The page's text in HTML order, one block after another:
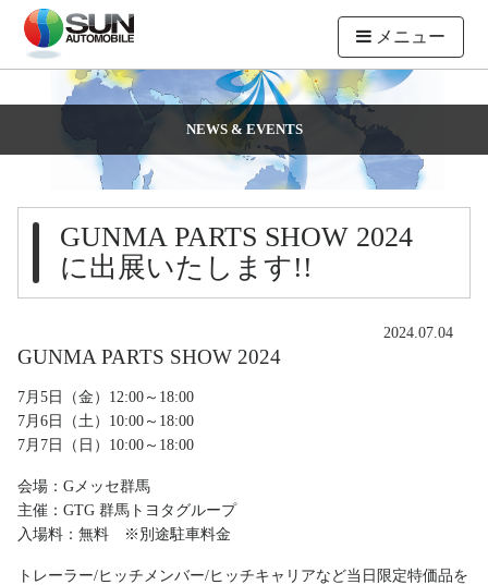
メニュー
NEWS & EVENTS
GUNMA PARTS SHOW 2024
に出展いたします!!
2024.07.04
GUNMA PARTS SHOW 2024
7月5日（金）12:00～18:00
7月6日（土）10:00～18:00
7月7日（日）10:00～18:00
会場：Gメッセ群馬
主催：GTG 群馬トヨタグループ
入場料：無料 ※別途駐車料金
トレーラー/ヒッチメンバー/ヒッチキャリアなど当日限定特価品を